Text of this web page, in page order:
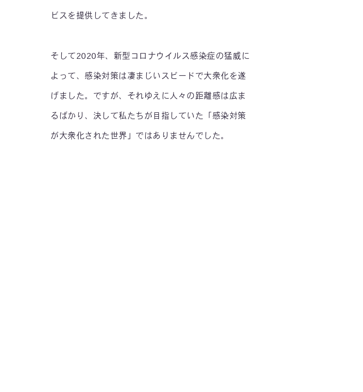
ビスを提供してきました。
そして2020年、新型コロナウイルス感染症の猛威に
よって、感染対策は凄まじいスピードで大衆化を遂
げました。ですが、それゆえに人々の距離感は広ま
るばかり、決して私たちが目指していた「感染対策
が大衆化された世界」ではありませんでした。